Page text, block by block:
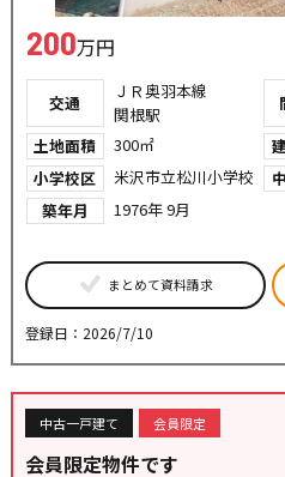
200万円
交通
ＪＲ奥羽本線
関根駅
土地面積 300㎡
小学校区
米沢市立松川小学校
築年月
1976年 9月
まとめて資料請求
登録日：2026/7/10
中古一戸建て 会員限定
会員限定物件です